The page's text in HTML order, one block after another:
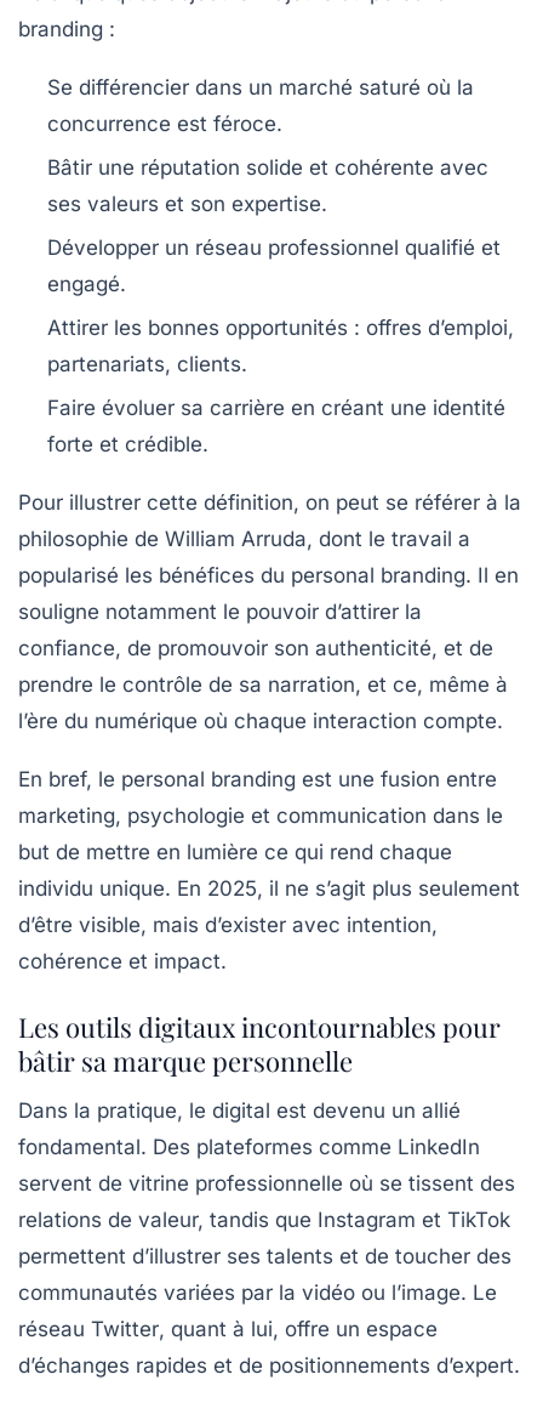
branding :
Se différencier dans un marché saturé où la
concurrence est féroce.
Bâtir une réputation solide et cohérente avec
ses valeurs et son expertise.
Développer un réseau professionnel qualifié et
engagé.
Attirer les bonnes opportunités : offres d’emploi,
partenariats, clients.
Faire évoluer sa carrière en créant une identité
forte et crédible.
Pour illustrer cette définition, on peut se référer à la
philosophie de William Arruda, dont le travail a
popularisé les bénéfices du personal branding. Il en
souligne notamment le pouvoir d’attirer la
confiance, de promouvoir son authenticité, et de
prendre le contrôle de sa narration, et ce, même à
l’ère du numérique où chaque interaction compte.
En bref, le personal branding est une fusion entre
marketing, psychologie et communication dans le
but de mettre en lumière ce qui rend chaque
individu unique. En 2025, il ne s’agit plus seulement
d’être visible, mais d’exister avec intention,
cohérence et impact.
Les outils digitaux incontournables pour
bâtir sa marque personnelle
Dans la pratique, le digital est devenu un allié
fondamental. Des plateformes comme LinkedIn
servent de vitrine professionnelle où se tissent des
relations de valeur, tandis que Instagram et TikTok
permettent d’illustrer ses talents et de toucher des
communautés variées par la vidéo ou l’image. Le
réseau Twitter, quant à lui, offre un espace
d’échanges rapides et de positionnements d’expert.